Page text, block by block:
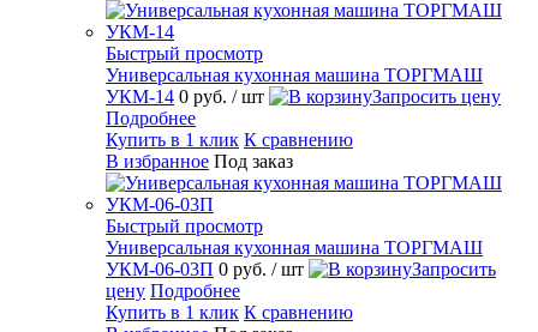
Быстрый просмотр
Универсальная кухонная машина ТОРГМАШ
УКМ-14 0 руб. / шт
Запросить цену
Подробнее
Купить в 1 клик К сравнению
В избранное Под заказ
Быстрый просмотр
Универсальная кухонная машина ТОРГМАШ
УКМ-06-03П 0 руб. / шт
Запросить
цену Подробнее
Купить в 1 клик К сравнению